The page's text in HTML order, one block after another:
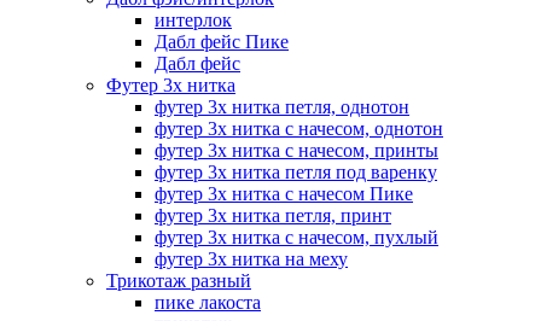
интерлок
Дабл фейс Пике
Дабл фейс
Футер 3х нитка
футер 3х нитка петля, однотон
футер 3х нитка с начесом, однотон
футер 3х нитка с начесом, принты
футер 3х нитка петля под варенку
футер 3х нитка с начесом Пике
футер 3х нитка петля, принт
футер 3х нитка с начесом, пухлый
футер 3х нитка на меху
Трикотаж разный
пике лакоста